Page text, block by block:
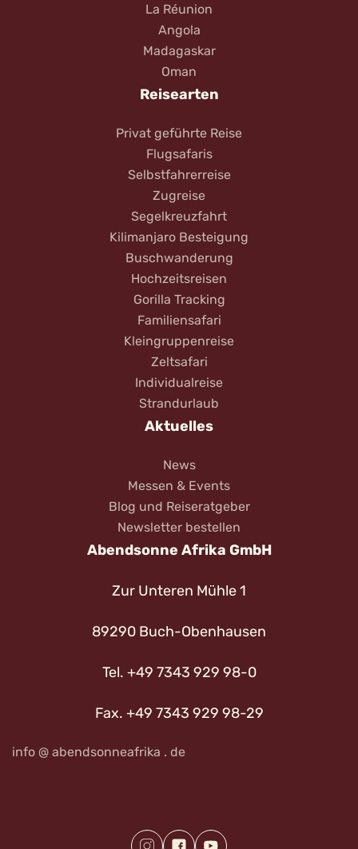
La Réunion
Angola
Madagaskar
Oman
Reisearten
Privat geführte Reise
Flugsafaris
Selbstfahrerreise
Zugreise
Segelkreuzfahrt
Kilimanjaro Besteigung
Buschwanderung
Hochzeitsreisen
Gorilla Tracking
Familiensafari
Kleingruppenreise
Zeltsafari
Individualreise
Strandurlaub
Aktuelles
News
Messen & Events
Blog und Reiseratgeber
Newsletter bestellen
Abendsonne Afrika GmbH
Zur Unteren Mühle 1
89290 Buch-Obenhausen
Tel. +49 7343 929 98-0
Fax. +49 7343 929 98-29
info @ abendsonneafrika . de